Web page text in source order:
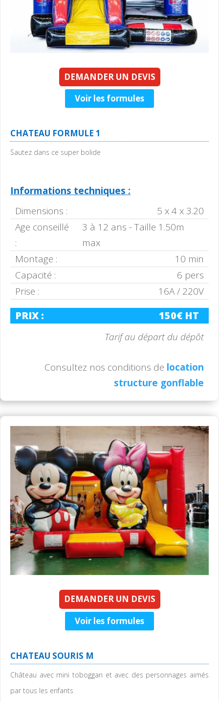
DEMANDER UN DEVIS
Voir les formules
CHATEAU FORMULE 1
Sautez dans ce super bolide
Informations techniques :
Dimensions :
5 x 4 x 3.20
Age conseillé
:
3 à 12 ans - Taille 1.50m
max
Montage :
10 min
Capacité :
6 pers
Prise :
16A / 220V
PRIX : 150€ HT
Tarif au départ du dépôt
Consultez nos conditions de location
structure gonflable
DEMANDER UN DEVIS
Voir les formules
CHATEAU SOURIS M
Château avec mini toboggan et avec des personnages aimés
par tous les enfants